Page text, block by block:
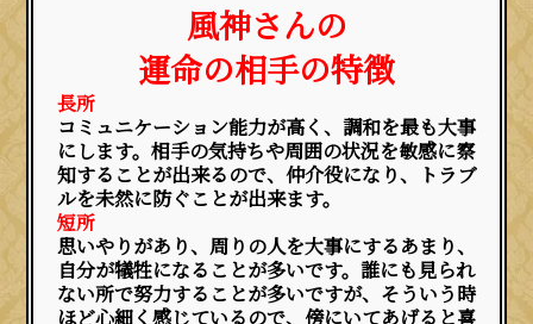
風神さんの
運命の相手の特徴
長所
コミュニケーション能力が高く、調和を最も大事
にします。相手の気持ちや周囲の状況を敏感に察
知することが出来るので、仲介役になり、トラブ
ルを未然に防ぐことが出来ます。
短所
思いやりがあり、周りの人を大事にするあまり、
自分が犠牲になることが多いです。誰にも見られ
ない所で努力することが多いですが、そういう時
ほど心細く感じているので、傍にいてあげると喜